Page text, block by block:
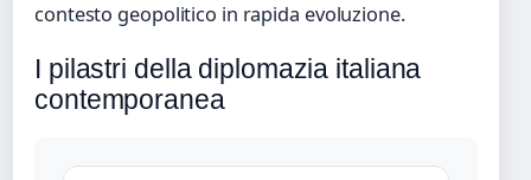
contesto geopolitico in rapida evoluzione.
I pilastri della diplomazia italiana
contemporanea